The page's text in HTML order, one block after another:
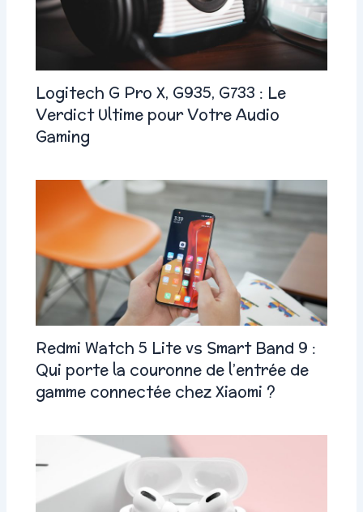
Logitech G Pro X, G935, G733 : Le
Verdict Ultime pour Votre Audio
Gaming
Redmi Watch 5 Lite vs Smart Band 9 :
Qui porte la couronne de l’entrée de
gamme connectée chez Xiaomi ?